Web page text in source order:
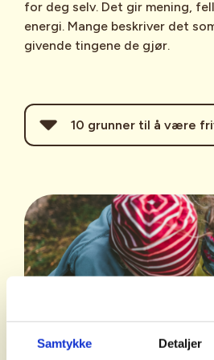
Samtykke Detaljer
for deg selv. Det gir mening,
energi. Mange beskriver det
givende tingene de gjør.
10 grunner til å være
nyttig, noe som
mentale helsen.
Bedre helse:
frivillige
bedre fysisk og
redusert